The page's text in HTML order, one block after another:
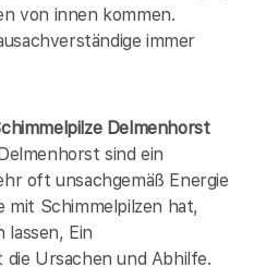
von innen kommen.
immer
Delmenhorst
sind ein
oft unsachgemäß Energie
mit Schimmelpilzen hat,
lassen, Ein
Ursachen und Abhilfe.